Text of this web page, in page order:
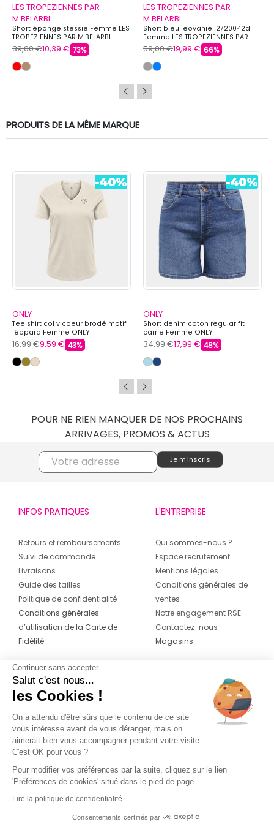
LES TROPEZIENNES PAR
M.BELARBI
Short éponge stessie Femme LES
TROPEZIENNES PAR M.BELARBI
39,00 €10,39 € 73%
LES TROPEZIENNES PAR
M.BELARBI
Short bleu leovanie 12720042d
Femme LES TROPEZIENNES PAR
M.BELARBI
59,00 €19,99 € 66%
PRODUITS DE LA MÊME MARQUE
ONLY
Tee shirt col v coeur brodé motif
léopard Femme ONLY
16,99 €9,59 € 43%
ONLY
Short denim coton regular fit
carrie Femme ONLY
34,99 €17,99 € 48%
POUR NE RIEN MANQUER DE NOS PROCHAINS
ARRIVAGES, PROMOS & ACTUS
INFOS PRATIQUES
Retours et remboursements
Suivi de commande
Livraisons
Guide des tailles
Politique de confidentialité
Conditions générales
d’utilisation de la Carte de
Fidélité
L'ENTREPRISE
Qui sommes-nous ?
Espace recrutement
Mentions légales
Conditions générales de
ventes
Notre engagement RSE
Contactez-nous
Magasins
CONTACT
04 42 20 78 42
Du lundi au jeudi de 8h30 à 16h30 & le
vendredi de 8h30 à 15h30
Continuer sans accepter
Salut c'est nous...
les Cookies !
On a attendu d'être sûrs que le contenu de ce site
vous intéresse avant de vous déranger, mais on
aimerait bien vous accompagner pendant votre visite...
C'est OK pour vous ?
Pour modifier vos préférences par la suite, cliquez sur le lien
'Préférences de cookies' situé dans le pied de page.
Lire la politique de confidentialité
Consentements certifiés par